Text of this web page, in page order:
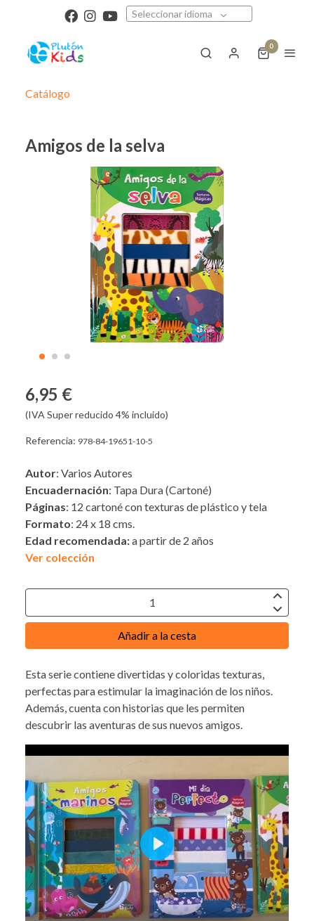
Seleccionar idioma
0
Catálogo
Amigos de la selva
6,95 €
(IVA Super reducido 4% incluido)
Referencia: 978-84-19651-10-5
Autor: Varios Autores
Encuadernación: Tapa Dura (Cartoné)
Páginas: 12 cartoné con texturas de plástico y tela
Formato: 24 x 18 cms.
Edad recomendada:a partir de 2 años
Ver colección
Añadir a la cesta
Esta serie contiene divertidas y coloridas texturas,
perfectas para estimular la imaginación de los niños.
Además, cuenta con historias que les permiten
descubrir las aventuras de sus nuevos amigos.
Play